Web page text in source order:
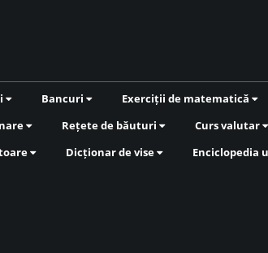
Bancuri Exerciții de matematică
Rețete de băuturi Curs valutar
Dicționar de vise Enciclopedia